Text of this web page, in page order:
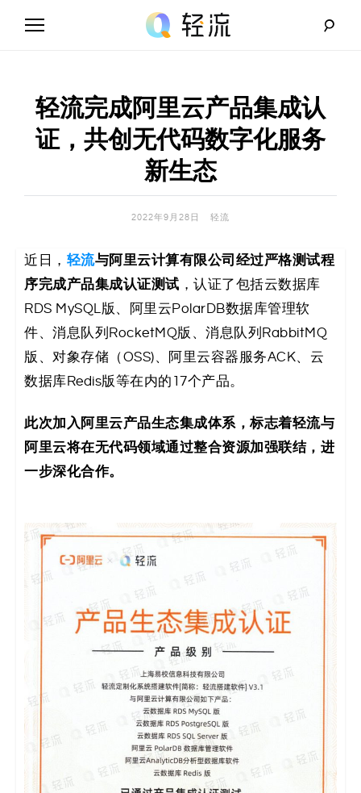
流
_
I
代
码
解
决
方
案
低
代
_
案
轻流完成阿里云产品集成认
证，共创无代码数字化服务
新生态
2022年9月28日 轻流
近日， 轻流与阿里云计算有限公司经过严格测试程
序完成产品集成认证测试 ，认证了包括云数据库
RDS MySQL版、阿里云PolarDB数据库管理软
件、消息队列RocketMQ版、消息队列RabbitMQ
版、对象存储（OSS)、阿里云容器服务ACK、云
数据库Redis版等在内的17个产品。
此次加入阿里云产品生态集成体系，标志着轻流与
阿里云将在无代码领域通过整合资源加强联结，进
一步深化合作。